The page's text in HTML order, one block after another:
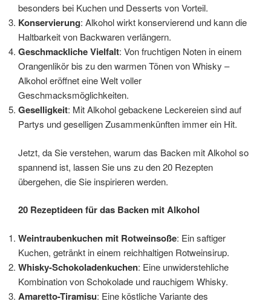
besonders bei Kuchen und Desserts von Vorteil.
Konservierung: Alkohol wirkt konservierend und kann die
Haltbarkeit von Backwaren verlängern.
Geschmackliche Vielfalt: Von fruchtigen Noten in einem
Orangenlikör bis zu den warmen Tönen von Whisky –
Alkohol eröffnet eine Welt voller
Geschmacksmöglichkeiten.
Geselligkeit: Mit Alkohol gebackene Leckereien sind auf
Partys und geselligen Zusammenkünften immer ein Hit.
Jetzt, da Sie verstehen, warum das Backen mit Alkohol so
spannend ist, lassen Sie uns zu den 20 Rezepten
übergehen, die Sie inspirieren werden.
20 Rezeptideen für das Backen mit Alkohol
Weintraubenkuchen mit Rotweinsoße: Ein saftiger
Kuchen, getränkt in einem reichhaltigen Rotweinsirup.
Whisky-Schokoladenkuchen: Eine unwiderstehliche
Kombination von Schokolade und rauchigem Whisky.
Amaretto-Tiramisu: Eine köstliche Variante des